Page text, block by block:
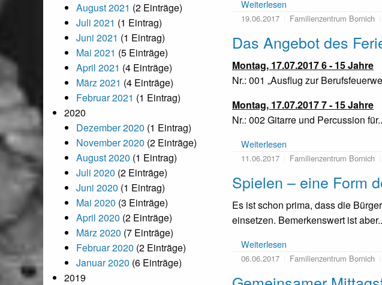
August 2021 (2 Einträge)
Juli 2021 (1 Eintrag)
Juni 2021 (1 Eintrag)
Mai 2021 (5 Einträge)
April 2021 (4 Einträge)
März 2021 (4 Einträge)
Februar 2021 (1 Eintrag)
2020
Dezember 2020 (1 Eintrag)
November 2020 (2 Einträge)
August 2020 (1 Eintrag)
Juli 2020 (2 Einträge)
Juni 2020 (1 Eintrag)
Mai 2020 (3 Einträge)
April 2020 (2 Einträge)
März 2020 (7 Einträge)
Februar 2020 (2 Einträge)
Januar 2020 (6 Einträge)
2019
Weiterlesen
19.06.2017 Familienzentrum Bornich
Das Angebot des
Montag, 17.07.2017 6 - 15 Jahre
Nr.: 001 „Ausflug zur
Montag, 17.07.2017 7 - 15 Jahre
Nr.: 002 Gitarre und Percussion
Weiterlesen
11.06.2017 Familienzentrum Bornich
Spielen – eine Form
Es ist schon prima, dass die
einsetzen. Bemerkenswert ist
Weiterlesen
06.06.2017 Familienzentrum Bornich